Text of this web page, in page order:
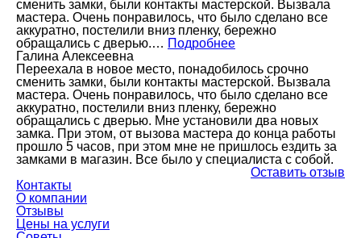
сменить замки, были контакты мастерской. Вызвала
мастера. Очень понравилось, что было сделано все
аккуратно, постелили вниз пленку, бережно
обращались с дверью.… Подробнее
Галина Алексеевна
Переехала в новое место, понадобилось срочно
сменить замки, были контакты мастерской. Вызвала
мастера. Очень понравилось, что было сделано все
аккуратно, постелили вниз пленку, бережно
обращались с дверью. Мне установили два новых
замка. При этом, от вызова мастера до конца работы
прошло 5 часов, при этом мне не пришлось ездить за
замками в магазин. Все было у специалиста с собой.
Оставить отзыв
Контакты
О компании
Отзывы
Цены на услуги